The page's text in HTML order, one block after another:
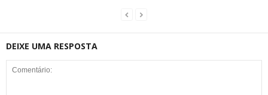
DEIXE UMA RESPOSTA